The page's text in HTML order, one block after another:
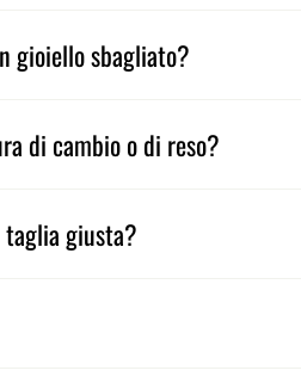
gioiello sbagliato?
di cambio o di reso?
taglia giusta?